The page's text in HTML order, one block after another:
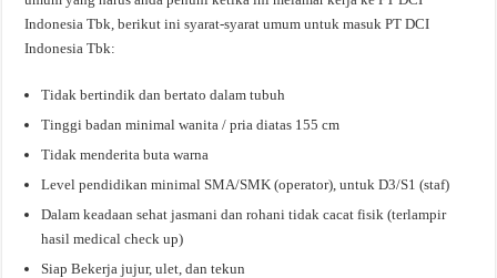
Indonesia Tbk, berikut ini syarat-syarat umum untuk masuk PT DCI
Indonesia Tbk:
Tidak bertindik dan bertato dalam tubuh
Tinggi badan minimal wanita / pria diatas 155 cm
Tidak menderita buta warna
Level pendidikan minimal SMA/SMK (operator), untuk D3/S1 (staf)
Dalam keadaan sehat jasmani dan rohani tidak cacat fisik (terlampir
hasil medical check up)
Siap Bekerja jujur, ulet, dan tekun